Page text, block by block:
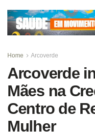
Home Arcoverde
Arcoverde
Mães na
Centro de
Mulher